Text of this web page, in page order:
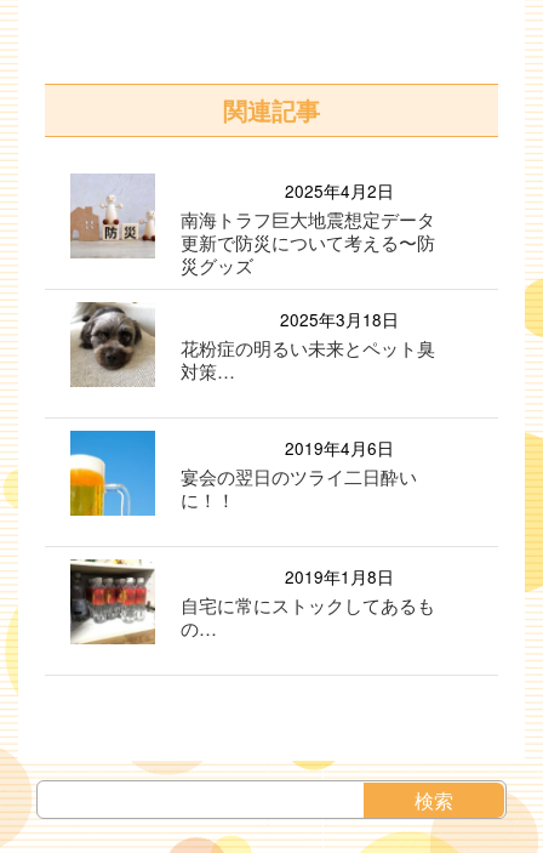
関連記事
2025年4月2日
南海トラフ巨大地震想定データ
更新で防災について考える〜防
災グッズ
2025年3月18日
花粉症の明るい未来とペット臭
対策…
2019年4月6日
宴会の翌日のツライ二日酔い
に！！
2019年1月8日
自宅に常にストックしてあるも
の…